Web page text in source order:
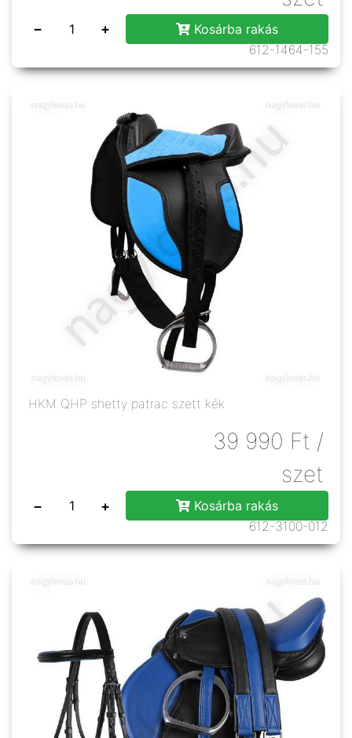
− +
Kosárba rakás
612-1464-155
HKM QHP shetty patrac szett kék
39 990 Ft /
szet
− +
Kosárba rakás
612-3100-012